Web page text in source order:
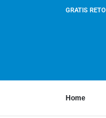
GRATIS
Home